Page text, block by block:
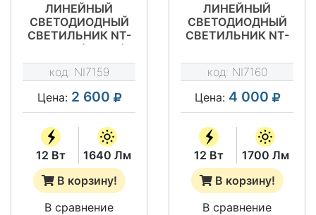
ЛИНЕЙНЫЙ
СВЕТОДИОДНЫЙ
СВЕТИЛЬНИК NT-
ТОРГ 12 (CП-34)
код: NI7159
Цена: 2 600
12 Вт
1640 Лм
В корзину!
В сравнение
ЛИНЕЙНЫЙ
СВЕТОДИОДНЫЙ
СВЕТИЛЬНИК NT-
(CП-34)
код: NI7160
Цена: 4 000
12 Вт
1700 Лм
В корзину!
В сравнение